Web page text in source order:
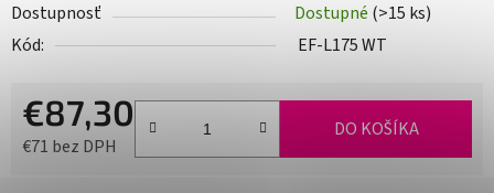
Dostupnosť Dostupné (>15 ks)
Kód:
EF-L175 WT
€87,30
€71 bez DPH
DO KOŠÍKA